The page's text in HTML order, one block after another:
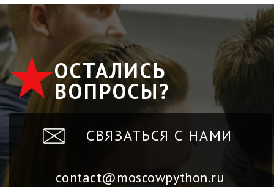
ОСТАЛИСЬ
ВОПРОСЫ?
СВЯЗАТЬСЯ С НАМИ
contact@moscowpython.ru